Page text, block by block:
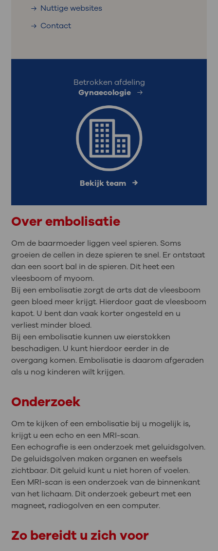
Nuttige websites
Contact
Betrokken afdeling
Gynaecologie
Bekijk team
Over embolisatie
Om de baarmoeder liggen veel spieren. Soms
groeien de cellen in deze spieren te snel. Er ontstaat
dan een soort bal in de spieren. Dit heet een
vleesboom of myoom.
Bij een embolisatie zorgt de arts dat de vleesboom
geen bloed meer krijgt. Hierdoor gaat de vleesboom
kapot. U bent dan vaak korter ongesteld en u
verliest minder bloed.
Bij een embolisatie kunnen uw eierstokken
beschadigen. U kunt hierdoor eerder in de
overgang komen. Embolisatie is daarom afgeraden
als u nog kinderen wilt krijgen.
Onderzoek
Om te kijken of een embolisatie bij u mogelijk is,
krijgt u een echo en een MRI-scan.
Een echografie is een onderzoek met geluidsgolven.
De geluidsgolven maken organen en weefsels
zichtbaar. Dit geluid kunt u niet horen of voelen.
Een MRI-scan is een onderzoek van de binnenkant
van het lichaam. Dit onderzoek gebeurt met een
magneet, radiogolven en een computer.
Zo bereidt u zich voor